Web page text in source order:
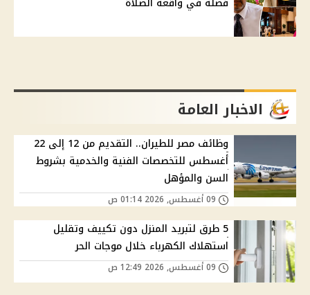
الاخبار العامة
وظائف مصر للطيران.. التقديم من 12 إلى 22
أغسطس للتخصصات الفنية والخدمية بشروط
السن والمؤهل
5 طرق لتبريد المنزل دون تكييف وتقليل
استهلاك الكهرباء خلال موجات الحر